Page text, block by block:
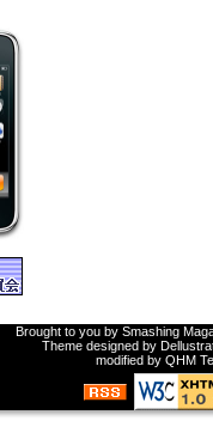
Brought to you bySmashing
Theme designed by
modified byQHM